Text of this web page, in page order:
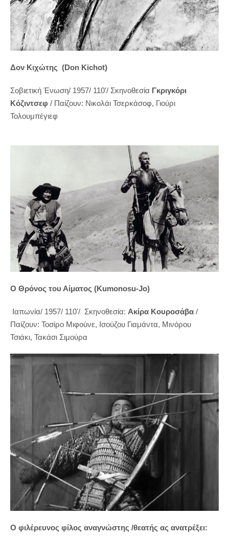
Δον Κιχώτης (Don Kichot)
Σοβιετική Ένωση/ 1957/ 110'/ Σκηνοθεσία Γκριγκόρι
Κόζιντσεφ / Παίζουν: Νικολάι Τσερκάσοφ, Γιούρι
Τολουμπέγιεφ
Ο Θρόνος του Αίματος (Kumonosu-Jo)
Iαπωνία/ 1957/ 110'/ Σκηνοθεσία: Aκίρα Κουροσάβα /
Παίζουν: Τοσίρο Μιφούνε, Ισούζου Γιαμάντα, Μινόρου
Τσιάκι, Τακάσι Σιμούρα
Ο φιλέρευνος φίλος αναγνώστης /θεατής ας ανατρέξει: